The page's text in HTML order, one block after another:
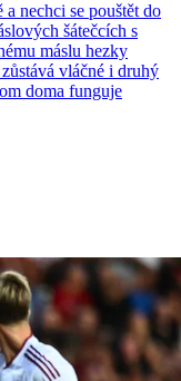
nechci se pouštět do
šátečcích s
máslu hezky
vláčné i druhý
doma funguje